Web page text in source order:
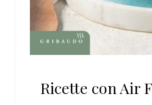
Ricette con Air